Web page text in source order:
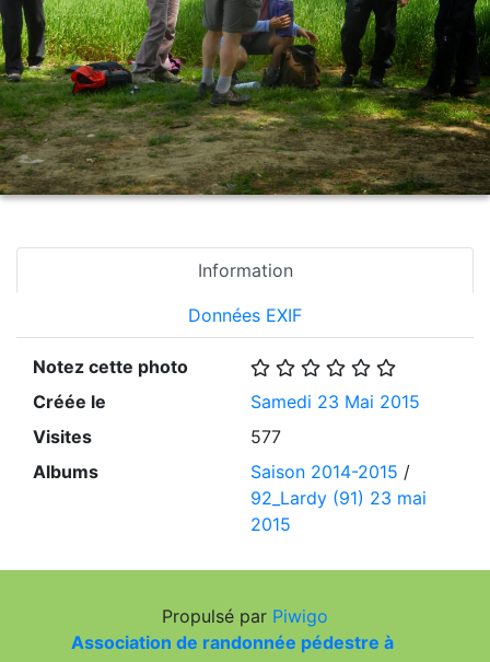
Information
Données EXIF
Notez cette photo
Créée le
Samedi 23 Mai 2015
Visites
577
Albums
Saison 2014-2015 /
92_Lardy (91) 23 mai
2015
Propulsé par Piwigo
Association de randonnée pédestre à